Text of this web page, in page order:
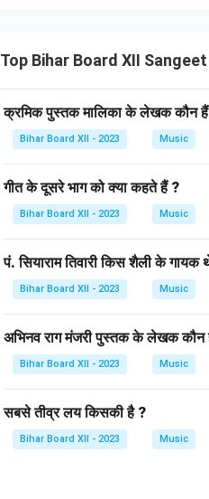
Top Bihar Board XII
क्रमिक पुस्तक मालिका के लेखक कौन
Bihar Board XII - 2023 Music
गीत के दूसरे भाग को क्या कहते हैं ?
Bihar Board XII - 2023 Music
पं. सियाराम तिवारी किस शैली के गायक
Bihar Board XII - 2023 Music
अभिनव राग मंजरी पुस्तक के लेखक कौन
Bihar Board XII - 2023 Music
सबसे तीव्र लय किसकी है ?
Bihar Board XII - 2023 Music